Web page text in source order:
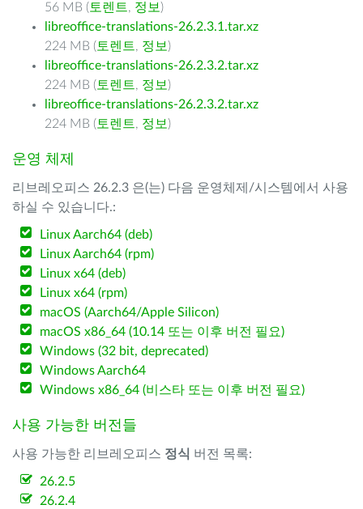
56 MB ( 토렌트, 정보 )
libreoffice-translations-26.2.3.1.tar.xz
224 MB ( 토렌트, 정보 )
libreoffice-translations-26.2.3.2.tar.xz
224 MB ( 토렌트, 정보 )
libreoffice-translations-26.2.3.2.tar.xz
224 MB ( 토렌트, 정보 )
운영 체제
리브레오피스 26.2.3 은(는) 다음 운영체제/시스템에서 사용
하실 수 있습니다.:
Linux Aarch64 (deb)
Linux Aarch64 (rpm)
Linux x64 (deb)
Linux x64 (rpm)
macOS (Aarch64/Apple Silicon)
macOS x86_64 (10.14 또는 이후 버전 필요)
Windows (32 bit, deprecated)
Windows Aarch64
Windows x86_64 (비스타 또는 이후 버전 필요)
사용 가능한 버전들
사용 가능한 리브레오피스 정식 버전 목록:
26.2.5
26.2.4